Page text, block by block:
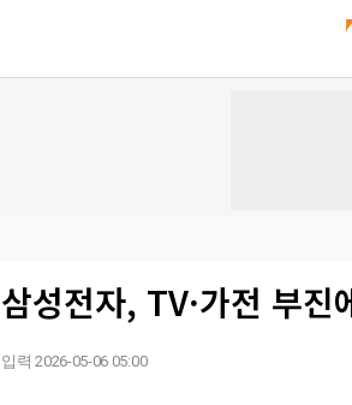
삼성전자, TV·가전 부
입력 2026-05-06 05:00